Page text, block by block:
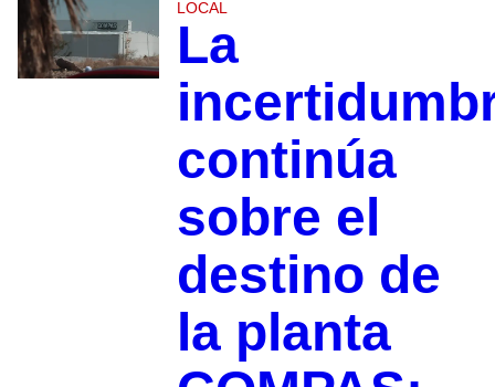
LOCAL
La
continúa
sobre el
destino de
la planta